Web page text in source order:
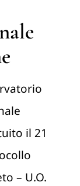
il 21
– U.O.